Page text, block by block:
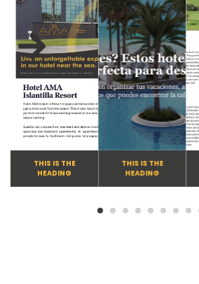
THIS IS THE
HEADING
THIS IS THE
HEADING